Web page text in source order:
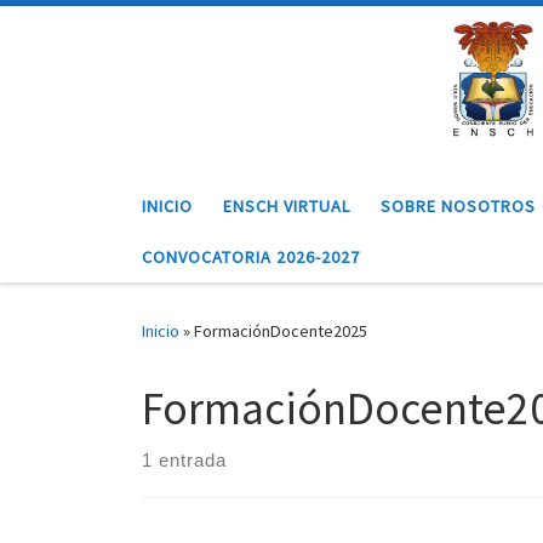
INICIO ENSCH VIRTUAL SOBRE NOSOTROS
CONVOCATORIA 2026-2027
Inicio »FormaciónDocente2025
1 entrada